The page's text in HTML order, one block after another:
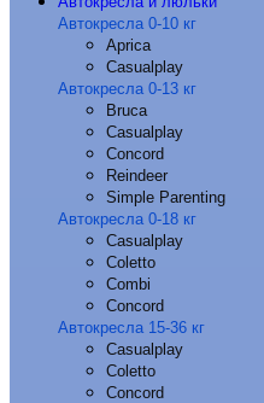
Автокресла 0-10 кг
Aprica
Casualplay
Автокресла 0-13 кг
Bruca
Casualplay
Concord
Reindeer
Simple Parenting
Автокресла 0-18 кг
Casualplay
Coletto
Combi
Concord
Автокресла 15-36 кг
Casualplay
Coletto
Concord